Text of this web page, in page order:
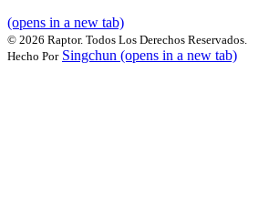
(opens in a new tab)
© 2026 Raptor. Todos Los Derechos Reservados.
Hecho Por Singchun (opens in a new tab)